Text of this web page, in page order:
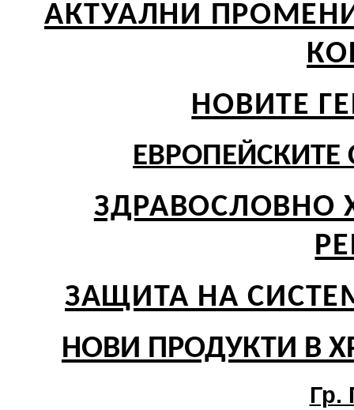
АКТУАЛНИ
НОВИТЕ
ЕВРОПЕЙСКИТЕ
ЗДРАВОСЛОВНО
ЗАЩИТА НА
НОВИ ПРОДУКТИ В